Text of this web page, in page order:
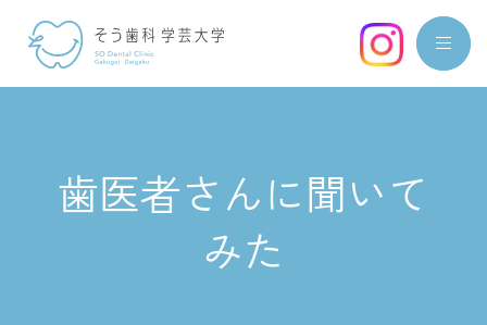
歯医者さんに聞いて
みた